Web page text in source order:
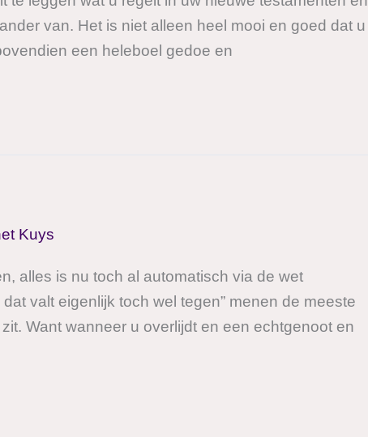
van. Het is niet alleen heel mooi en goed dat u
een heleboel gedoe en
Kuys
alles is nu toch al automatisch via de wet
valt eigenlijk toch wel tegen” menen de meeste
Want wanneer u overlijdt en een echtgenoot en